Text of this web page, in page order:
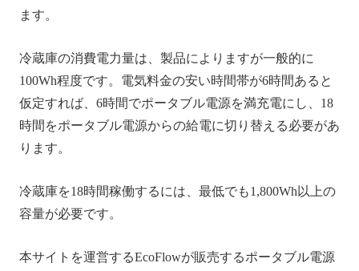
ます。
冷蔵庫の消費電力量は、製品によりますが一般的に
100Wh程度です。電気料金の安い時間帯が6時間あると
仮定すれば、6時間でポータブル電源を満充電にし、18
時間をポータブル電源からの給電に切り替える必要があ
ります。
冷蔵庫を18時間稼働するには、最低でも1,800Wh以上の
容量が必要です。
本サイトを運営するEcoFlowが販売するポータブル電源